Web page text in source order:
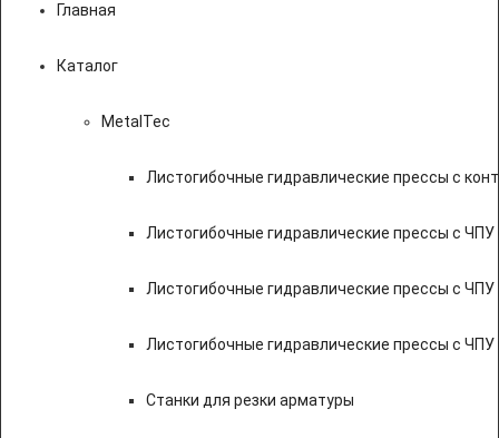
Главная
Каталог
MetalTec
Листогибочные гидравлические прессы с
Листогибочные гидравлические прессы с
Листогибочные гидравлические прессы с ЧПУ
Листогибочные гидравлические прессы с
Станки для резки арматуры